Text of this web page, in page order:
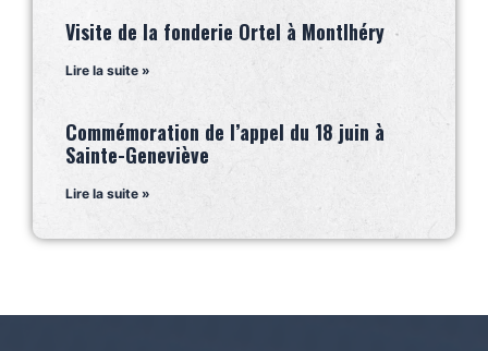
Visite de la fonderie Ortel à Montlhéry
Lire la suite »
Commémoration de l’appel du 18 juin à
Sainte-Geneviève
Lire la suite »